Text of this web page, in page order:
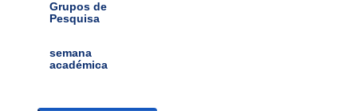
Grupos de
Pesquisa
semana
académica